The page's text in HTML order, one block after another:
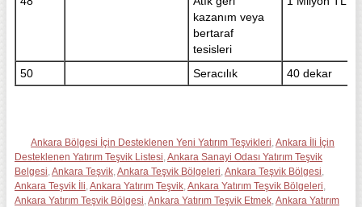
kazanım veya
bertaraf
tesisleri
50 Seracılık 40 dekar
Ankara Bölgesi İçin Desteklenen Yeni Yatırım Teşvikleri Ankara İli İçin
Desteklenen Yatırım Teşvik Listesi Ankara Sanayi Odası Yatırım Teşvik
Belgesi Ankara Teşvik Ankara Teşvik Bölgeleri Ankara Teşvik Bölgesi
Ankara Teşvik İli Ankara Yatırım Teşvik Ankara Yatırım Teşvik Bölgeleri
Ankara Yatırım Teşvik Bölgesi Ankara Yatırım Teşvik Etmek Ankara Yatırım